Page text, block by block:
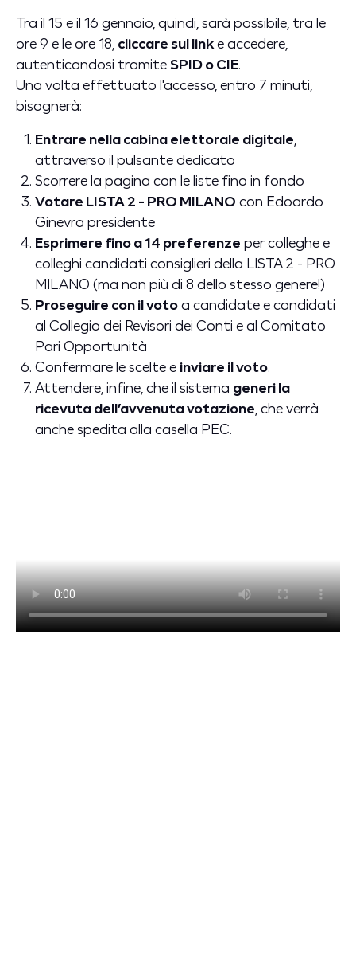
Tra il 15 e il 16 gennaio, quindi, sarà possibile, tra le
ore 9 e le ore 18,cliccare sul linke accedere,
autenticandosi tramiteSPID o CIE.
Una volta effettuato l'accesso, entro 7 minuti,
bisognerà:
Entrare nella cabina elettorale digitale,
attraverso il pulsante dedicato
Scorrere la pagina con le liste fino in fondo
Votare LISTA 2 - PRO MILANOcon Edoardo
Ginevra presidente
Esprimere fino a 14 preferenzeper colleghe e
colleghi candidati consiglieri della LISTA 2 - PRO
MILANO (ma non più di 8 dello stesso genere!)
Proseguire con il votoa candidate e candidati
al Collegio dei Revisori dei Conti e al Comitato
Pari Opportunità
Confermare le scelte einviare il voto.
Attendere, infine, che il sistema generi la
ricevuta dell’avvenuta votazione, che verrà
anche spedita alla casella PEC.